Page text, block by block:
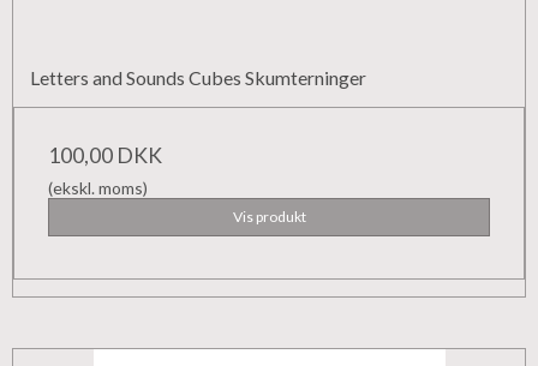
Letters and Sounds Cubes Skumterninger
100,00 DKK
(ekskl. moms)
Vis produkt